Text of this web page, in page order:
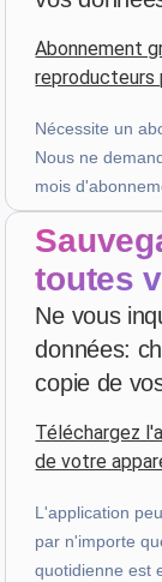
“ancora
il y a 4
Hans van
starstarstarstar
“Te veel
complex
le mois dernier
starstarstar starstar
Évaluation
Abonnement
reproducteurs
Nécessite un
Nous ne
mois
toutes
Ne vous
données:
copie de
Téléchargez
de votre
L'application
par n'importe
quotidienne est